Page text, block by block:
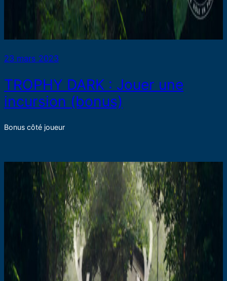
23 mars 2023
TROPHY DARK : Jouer une
incursion (bonus)
Bonus côté joueur